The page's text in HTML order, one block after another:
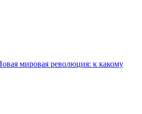
мировая революция: к какому